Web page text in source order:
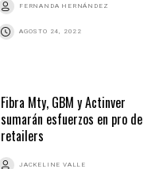
FERNANDA HERNÁNDEZ
AGOSTO 24, 2022
Fibra Mty, GBM y Actinver
sumarán esfuerzos en pro de
retailers
JACKELINE VALLE